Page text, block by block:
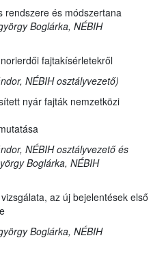
rendszere és módszertana
Boglárka, NÉBIH
fajtakísérletekről
NÉBIH osztályvezető)
nyár fajták nemzetközi
NÉBIH osztályvezetőés
Boglárka,NÉBIH
az új bejelentések első
Boglárka, NÉBIH